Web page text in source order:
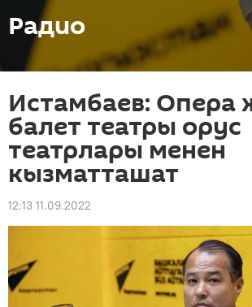
Радио
Истамбаев: Опера
балет театры орус
театрлары менен
кызматташат
12:13 11.09.2022